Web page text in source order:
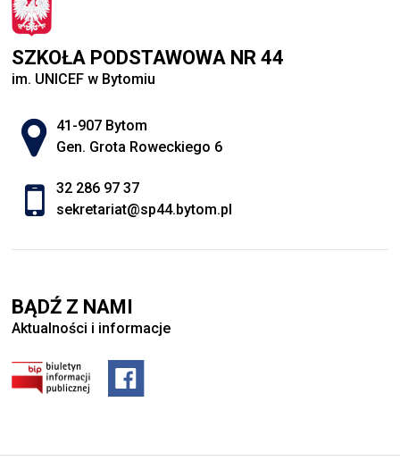
SZKOŁA PODSTAWOWA NR 44
im. UNICEF w Bytomiu
Adres pocztowy:
41-907 Bytom
Gen. Grota Roweckiego 6
32 286 97 37
sekretariat@sp44.bytom.pl
BĄDŹ Z NAMI
Aktualności i informacje